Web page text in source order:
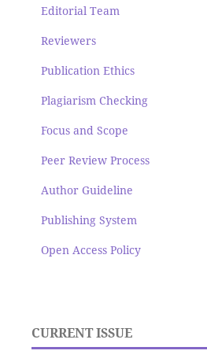
Editorial Team
Reviewers
Publication Ethics
Plagiarism Checking
Focus and Scope
Peer Review Process
Author Guideline
Publishing System
Open Access Policy
CURRENT ISSUE